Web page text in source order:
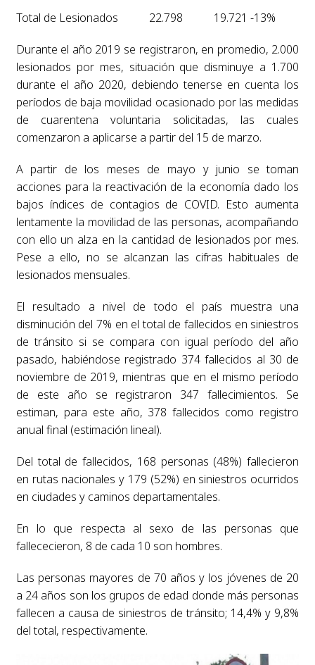
Total de Lesionados 22.798 19.721 -13%
Durante el año 2019 se registraron, en promedio, 2.000
lesionados por mes, situación que disminuye a 1.700
durante el año 2020, debiendo tenerse en cuenta los
períodos de baja movilidad ocasionado por las medidas
de cuarentena voluntaria solicitadas, las cuales
comenzaron a aplicarse a partir del 15 de marzo.
A partir de los meses de mayo y junio se toman
acciones para la reactivación de la economía dado los
bajos índices de contagios de COVID. Esto aumenta
lentamente la movilidad de las personas, acompañando
con ello un alza en la cantidad de lesionados por mes.
Pese a ello, no se alcanzan las cifras habituales de
lesionados mensuales.
El resultado a nivel de todo el país muestra una
disminución del 7% en el total de fallecidos en siniestros
de tránsito si se compara con igual período del año
pasado, habiéndose registrado 374 fallecidos al 30 de
noviembre de 2019, mientras que en el mismo período
de este año se registraron 347 fallecimientos. Se
estiman, para este año, 378 fallecidos como registro
anual final (estimación lineal).
Del total de fallecidos, 168 personas (48%) fallecieron
en rutas nacionales y 179 (52%) en siniestros ocurridos
en ciudades y caminos departamentales.
En lo que respecta al sexo de las personas que
fallececieron, 8 de cada 10 son hombres.
Las personas mayores de 70 años y los jóvenes de 20
a 24 años son los grupos de edad donde más personas
fallecen a causa de siniestros de tránsito; 14,4% y 9,8%
del total, respectivamente.